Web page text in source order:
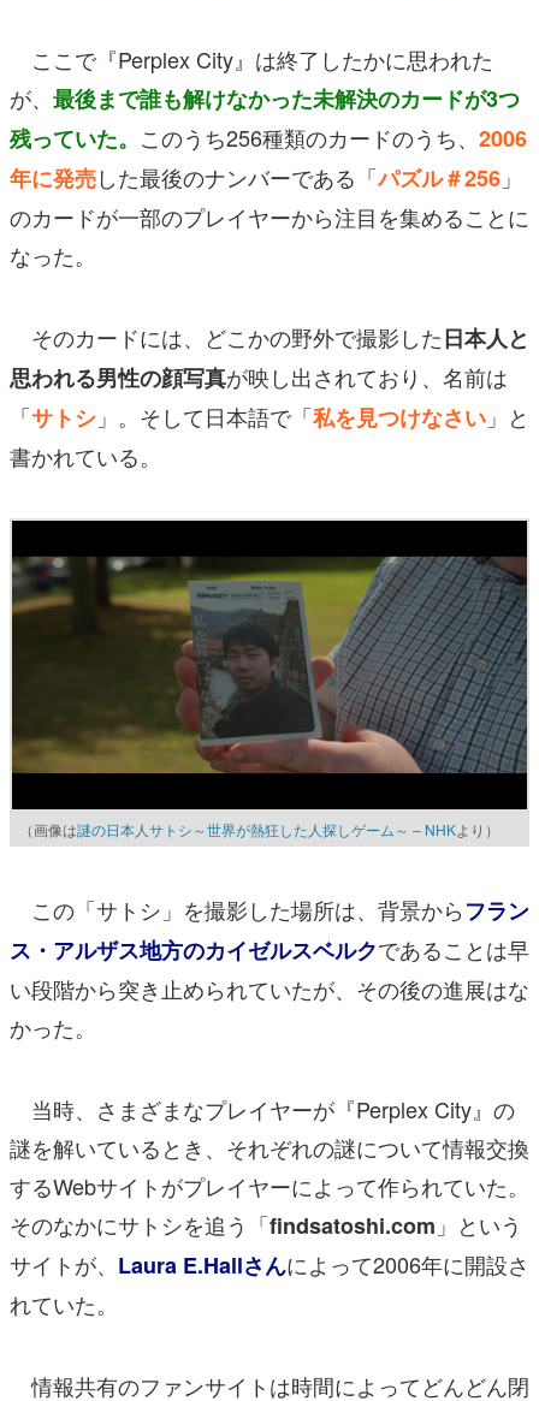
ここで『Perplex City』は終了したかに思われた
が、 最後まで誰も解けなかった未解決のカードが3つ
残っていた。 このうち256種類のカードのうち、 2006
年に発売した最後のナンバーである「パズル＃256 」
のカードが一部のプレイヤーから注目を集めることに
なった。
そのカードには、どこかの野外で撮影した日本人と
思われる男性の顔写真が映し出されており、名前は
「サトシ 」。そして日本語で「私を見つけなさい 」と
書かれている。
（画像は謎の日本人サトシ～世界が熱狂した人探しゲーム～ – NHKより）
この「サトシ」を撮影した場所は、背景からフラン
ス・アルザス地方のカイゼルスベルクであることは早
い段階から突き止められていたが、その後の進展はな
かった。
当時、さまざまなプレイヤーが『Perplex City』の
謎を解いているとき、それぞれの謎について情報交換
するWebサイトがプレイヤーによって作られていた。
そのなかにサトシを追う「findsatoshi.com 」という
サイトが、 Laura E.Hallさんによって2006年に開設さ
れていた。
情報共有のファンサイトは時間によってどんどん閉